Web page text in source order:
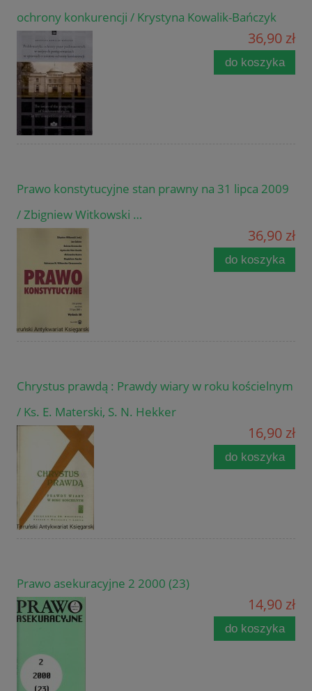
ochrony konkurencji / Krystyna Kowalik-Bańczyk
36,90 zł
do koszyka
Prawo konstytucyjne stan prawny na 31 lipca 2009
/ Zbigniew Witkowski …
36,90 zł
do koszyka
Chrystus prawdą : Prawdy wiary w roku kościelnym
/ Ks. E. Materski, S. N. Hekker
16,90 zł
do koszyka
Prawo asekuracyjne 2 2000 (23)
14,90 zł
do koszyka